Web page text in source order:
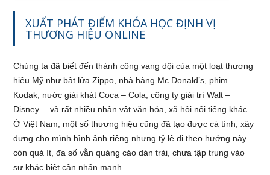
XUẤT PHÁT ĐIỂM KHÓA HỌC ĐỊNH VỊ
THƯƠNG HIỆU ONLINE
Chúng ta đã biết đến thành công vang dội của một loạt thương
hiệu Mỹ như bật lửa Zippo, nhà hàng Mc Donald’s, phim
Kodak, nước giải khát Coca – Cola, công ty giải trí Walt –
Disney… và rất nhiều nhân vật văn hóa, xã hội nổi tiếng khác.
Ở Việt Nam, một số thương hiệu cũng đã tạo được cá tính, xây
dựng cho mình hình ảnh riêng nhưng tỷ lệ đi theo hướng này
còn quá ít, đa số vẫn quảng cáo dàn trải, chưa tập trung vào
sự khác biệt cần nhấn mạnh.